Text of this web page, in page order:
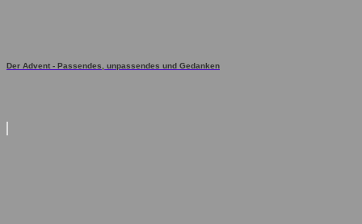
Der Advent - Passendes, unpassendes und Gedanken